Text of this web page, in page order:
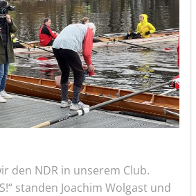
den NDR in unserem Club.
standen Joachim Wolgast und